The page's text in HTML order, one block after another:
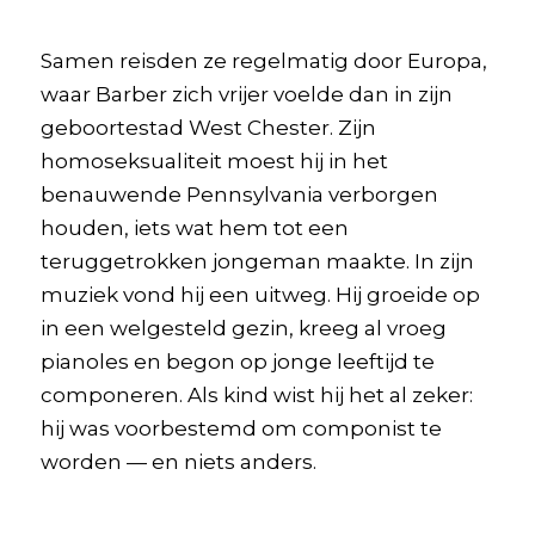
Samen reisden ze regelmatig door Europa,
waar Barber zich vrijer voelde dan in zijn
geboortestad West Chester. Zijn
homoseksualiteit moest hij in het
benauwende Pennsylvania verborgen
houden, iets wat hem tot een
teruggetrokken jongeman maakte. In zijn
muziek vond hij een uitweg. Hij groeide op
in een welgesteld gezin, kreeg al vroeg
pianoles en begon op jonge leeftijd te
componeren. Als kind wist hij het al zeker:
hij was voorbestemd om componist te
worden — en niets anders.